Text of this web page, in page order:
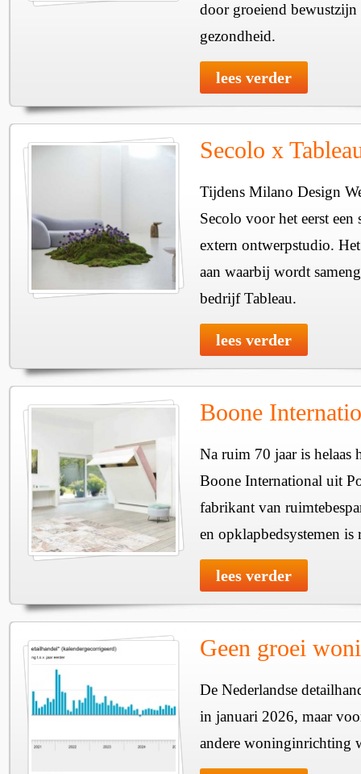
door groeiend
gezondheid.
lees verder
Secolo x
Tijdens Milano Design
Secolo voor het eerst
extern ontwerpstudio.
aan waarbij wordt
bedrijf Tableau.
lees verder
Boone
Na ruim 70 jaar is helaas
Boone International uit
fabrikant van
en opklapbedsystemen
lees verder
Geen groei
De Nederlandse
in januari 2026, maar
andere woninginrichting